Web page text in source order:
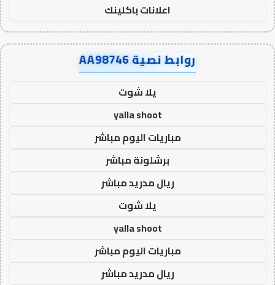
اعلانات باكلينك
روابط نصية AA98746
يلا شوت
yalla shoot
مباريات اليوم مباشر
برشلونة مباشر
ريال مدريد مباشر
يلا شوت
yalla shoot
مباريات اليوم مباشر
ريال مدريد مباشر